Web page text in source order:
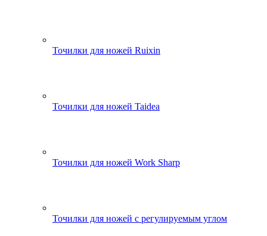
Точилки для ножей Ruixin
Точилки для ножей Taidea
Точилки для ножей Work Sharp
Точилки для ножей с регулируемым углом